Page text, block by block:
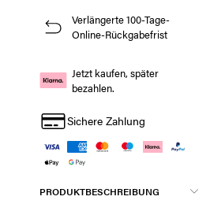
Verlängerte 100-Tage-
Online-Rückgabefrist
Jetzt kaufen, später
bezahlen.
Sichere Zahlung
PRODUKTBESCHREIBUNG